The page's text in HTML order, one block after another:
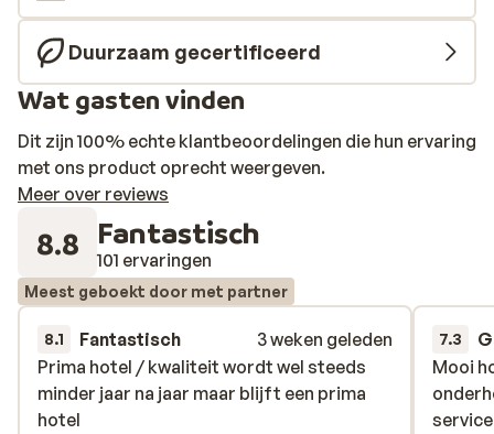
Duurzaam gecertificeerd
Wat gasten vinden
Dit zijn 100% echte klantbeoordelingen die hun ervaring
met ons product oprecht weergeven.
Meer over reviews
8.8 Fantastisch
101 ervaringen
Meest geboekt door met partner
8.1 Fantastisch
3 weken geleden
Prima hotel / kwaliteit wordt wel steeds
minder jaar na jaar maar blijft een prima
hotel
Prima hotel / kwaliteit wordt wel steeds
minder jaar na jaar maar blijft een prima
hotel
7.3
Mooi
Mooi